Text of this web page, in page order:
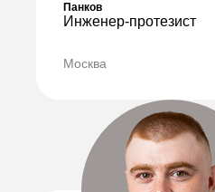
Панков
Инженер-протезист
Москва